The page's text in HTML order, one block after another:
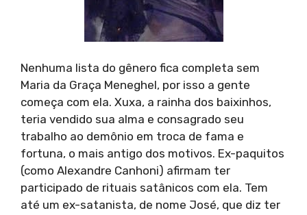
Nenhuma lista do gênero fica completa sem
Maria da Graça Meneghel, por isso a gente
começa com ela. Xuxa, a rainha dos baixinhos,
teria vendido sua alma e consagrado seu
trabalho ao demônio em troca de fama e
fortuna, o mais antigo dos motivos. Ex-paquitos
(como Alexandre Canhoni) afirmam ter
participado de rituais satânicos com ela. Tem
até um ex-satanista, de nome José, que diz ter